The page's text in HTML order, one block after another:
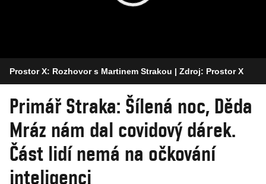
Prostor X: Rozhovor s Martinem Strakou | Zdroj: Prostor X
Primář Straka: Šílená noc, Děda
Mráz nám dal covidový dárek.
Část lidí nemá na očkování
inteligenci